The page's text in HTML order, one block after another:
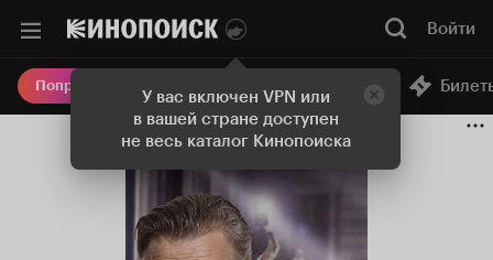
У вас включен VPN или
в вашей стране доступен
не весь каталог Кинопоиска
Войти
Попробовать Плюс Онлайн-кинотеатр